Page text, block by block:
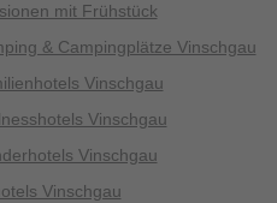
mit Frühstück
& Campingplätze Vinschgau
Vinschgau
Vinschgau
Vinschgau
Vinschgau